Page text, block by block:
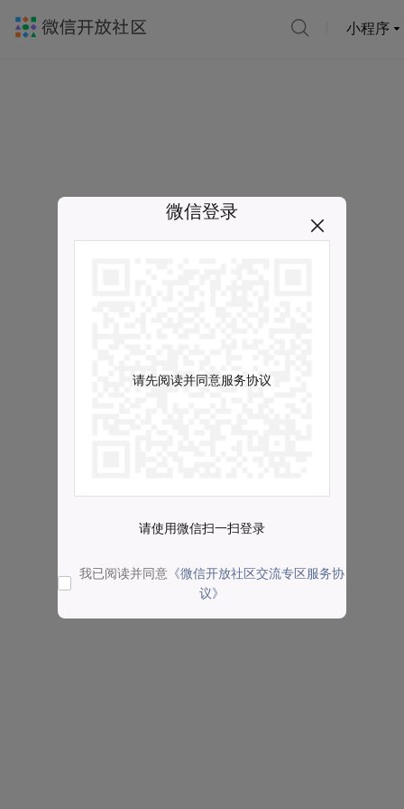
小程序
微信登录
请先阅读并同意服务协议
请使用微信扫一扫登录
我已阅读并同意 《微信开放社区交流专区服务协
议》